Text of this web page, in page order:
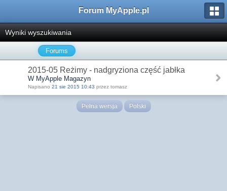
Forum MyApple.pl
Wyniki wyszukiwania
Forums
2015-05 Reżimy - nadgryziona część jabłka
W MyApple Magazyn
Napisano 21 sie 2015 10:43 przez tomasz
Pełna wersja Polski